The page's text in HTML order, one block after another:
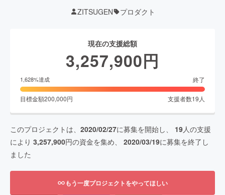
ZITSUGEN プロダクト
現在の支援総額
3,257,900円
1,628%達成 終了
目標金額200,000円 支援者数19 人
このプロジェクトは、 2020/02/27に募集を開始し、 19人の支援
により 3,257,900円の資金を集め、 2020/03/19に募集を終了し
ました
もう一度プロジェクトをやってほしい